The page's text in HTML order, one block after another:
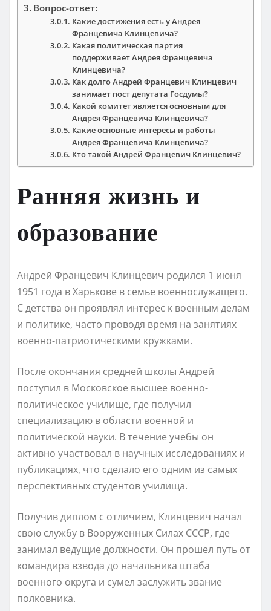
Вопрос-ответ:
Какие достижения есть у Андрея
Францевича Клинцевича?
Какая политическая партия
поддерживает Андрея Францевича
Клинцевича?
Как долго Андрей Францевич Клинцевич
занимает пост депутата Госдумы?
Какой комитет является основным для
Андрея Францевича Клинцевича?
Какие основные интересы и работы
Андрея Францевича Клинцевича?
Кто такой Андрей Францевич Клинцевич?
Ранняя жизнь и
образование
Андрей Францевич Клинцевич родился 1 июня
1951 года в Харькове в семье военнослужащего.
С детства он проявлял интерес к военным делам
и политике, часто проводя время на занятиях
военно-патриотическими кружками.
После окончания средней школы Андрей
поступил в Московское высшее военно-
политическое училище, где получил
специализацию в области военной и
политической науки. В течение учебы он
активно участвовал в научных исследованиях и
публикациях, что сделало его одним из самых
перспективных студентов училища.
Получив диплом с отличием, Клинцевич начал
свою службу в Вооруженных Силах СССР, где
занимал ведущие должности. Он прошел путь от
командира взвода до начальника штаба
военного округа и сумел заслужить звание
полковника.